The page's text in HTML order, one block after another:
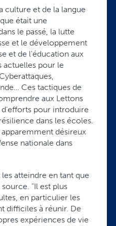
culture et de la langue
était une
le passé, la lutte
et le développement
et de l'éducation aux
actuelles pour le
Ces tactiques de
aux Lettons
pour introduire
dans les écoles.
désireux
nationale dans
atteindre en tant que
"Il est plus
en particulier les
difficiles à réunir. De
expériences de vie